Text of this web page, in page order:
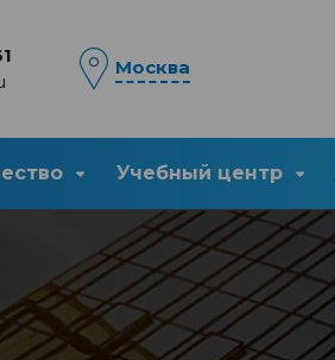
Москва
Учебный центр